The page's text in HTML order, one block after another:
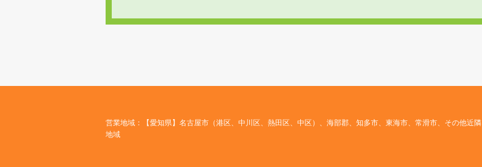
営業地域：【愛知県】名古屋市（港区、中川区、熱田区、中区）、海部郡、知多市、東海市、常滑市、その他近隣
地域